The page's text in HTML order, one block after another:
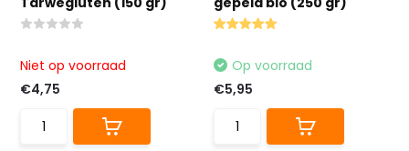
Niet op voorraad
€4,75
Op voorraad
€5,95